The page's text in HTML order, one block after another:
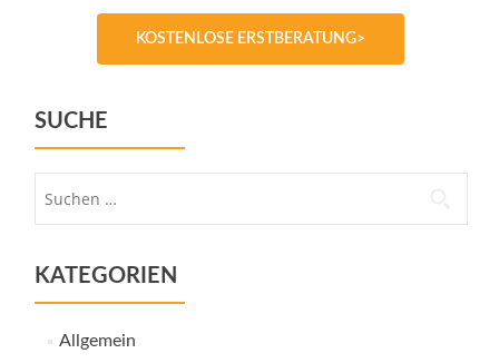
KOSTENLOSE ERSTBERATUNG>
SUCHE
KATEGORIEN
Allgemein